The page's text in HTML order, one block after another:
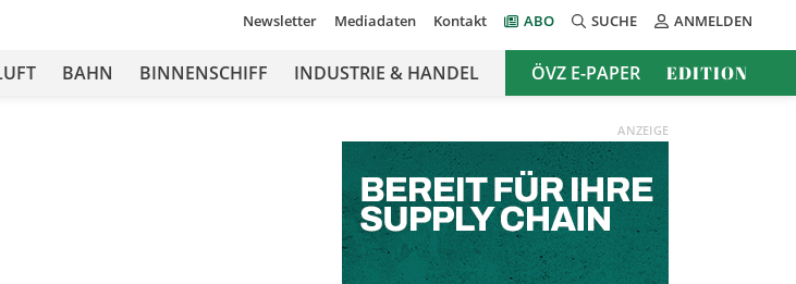
Newsletter Mediadaten Kontakt ABO SUCHE ANMELDEN
BAHN BINNENSCHIFF INDUSTRIE & HANDEL ÖVZ E-PAPER EDITION
ANZEIGE